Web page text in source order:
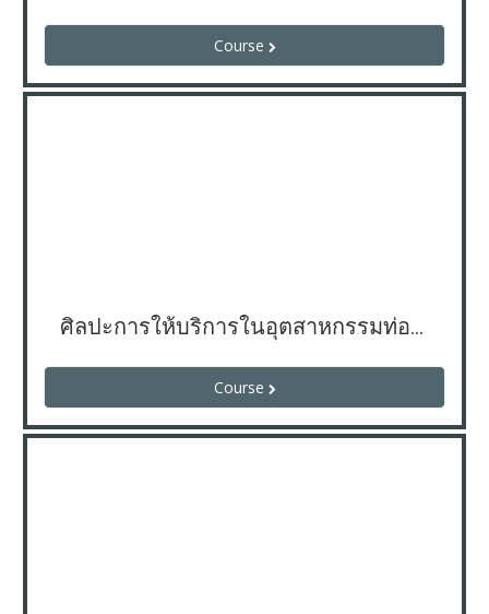
Course
ศิลปะการให้บริการในอุตสาหกรรมท่องเที่ยว
Course